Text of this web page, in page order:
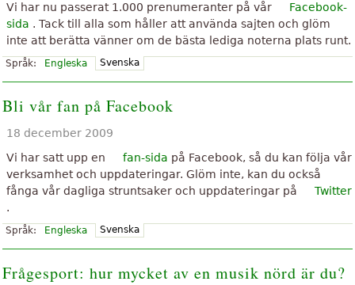
Vi har nu passerat 1.000 prenumeranter på vår
Facebook-
sida . Tack till alla som håller att använda sajten och glöm
inte att berätta vänner om de bästa lediga noterna plats runt.
Språk: Engleska Svenska
Bli vår fan på Facebook
18 december 2009
Vi har satt upp en
fan-sida på Facebook, så du kan följa vår
verksamhet och uppdateringar. Glöm inte, kan du också
fånga vår dagliga struntsaker och uppdateringar på
Twitter
.
Språk: Engleska Svenska
Frågesport: hur mycket av en musik nörd är du?